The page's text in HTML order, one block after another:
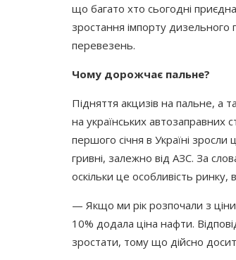
що багато хто сьогодні
зростання імпорту дизельного
перевезень.
Чому дорожчає пальне?
Підняття акцизів на пальне, а
на українських автозаправних
першого січня в Україні
гривні, залежно від АЗС. За
оскільки це особливість ринку,
— Якщо ми рік розпочали з
10% додала ціна нафти.
зростати, тому що дійсно